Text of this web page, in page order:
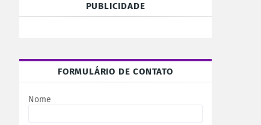
PUBLICIDADE
FORMULÁRIO DE CONTATO
Nome